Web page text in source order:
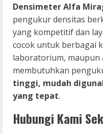
Densimeter Alfa
pengukur densitas
yang kompetitif dan
cocok untuk berbagai
laboratorium, maupun
membutuhkan
tinggi, mudah
yang tepat.
Hubungi Kami